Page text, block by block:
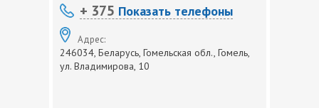
+ 375 Показать телефоны
Адрес:
246034, Беларусь, Гомельская обл., Гомель,
ул. Владимирова, 10